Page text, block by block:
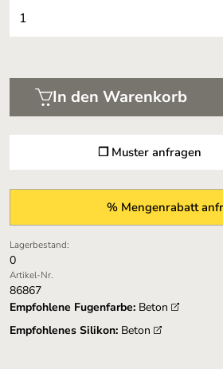
❐ Muster anfragen
In den Warenkorb
% Mengenrabatt
Lagerbestand:
0
Artikel-Nr.
86867
Empfohlene Fugenfarbe: Beton
Empfohlenes Silikon: Beton